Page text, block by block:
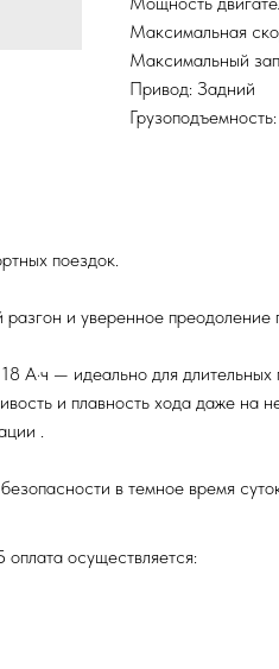
Максимальная
Максимальный
Привод: Задний
поездок.
и уверенное преодоление
А·ч — идеально для длительных
и плавность хода даже на
.
в темное время
осуществляется: